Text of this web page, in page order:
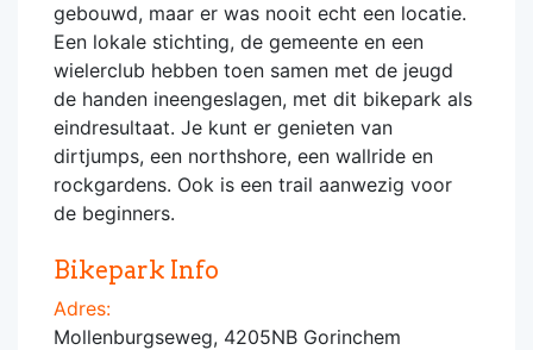
gebouwd, maar er was nooit echt een locatie.
Een lokale stichting, de gemeente en een
wielerclub hebben toen samen met de jeugd
de handen ineengeslagen, met dit bikepark als
eindresultaat. Je kunt er genieten van
dirtjumps, een northshore, een wallride en
rockgardens. Ook is een trail aanwezig voor
de beginners.
Bikepark Info
Adres:
Mollenburgseweg, 4205NB Gorinchem